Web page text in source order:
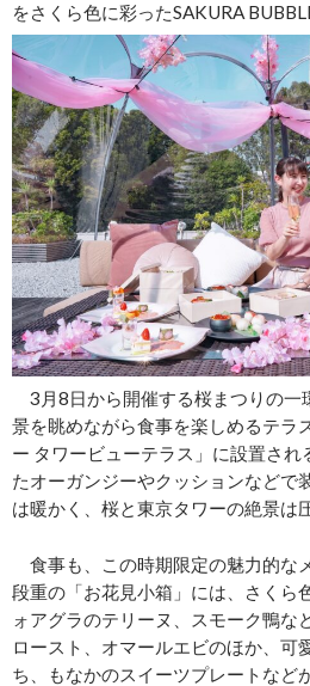
をさくら色に彩ったSAKURA
3月8日から開催する桜まつりの一
景を眺めながら食事を楽しめるテラ
ー タワービューテラス」に設置され
たオーガンジーやクッションなどで
は暖かく、桜と東京タワーの絶景は
食事も、この時期限定の魅力的な
段重の「お花見小箱」には、さくら
ォアグラのテリーヌ、スモーク鴨な
ロースト、オマールエビのほか、可
ち、もなかのスイーツプレートなど